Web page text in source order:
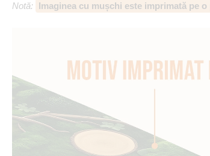
Notă: Imaginea cu mușchi este imprimată pe